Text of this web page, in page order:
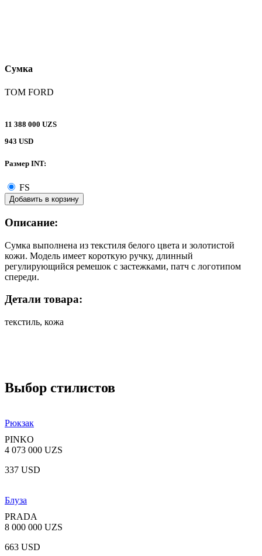
Сумка
TOM FORD
11 388 000 UZS
943 USD
Размер INT:
FS
Добавить в корзину
Описание:
Сумка выполнена из текстиля белого цвета и золотистой
кожи. Модель имеет короткую ручку, длинный
регулирующийся ремешок с застежками, патч с логотипом
спереди.
Детали товара:
текстиль, кожа
Выбор стилистов
Рюкзак
PINKO
4 073 000 UZS
337 USD
Блуза
PRADA
8 000 000 UZS
663 USD